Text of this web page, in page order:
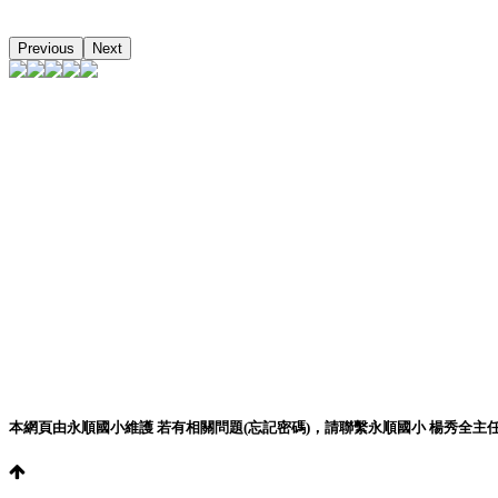
Previous Next
本網頁由永順國小維護 若有相關問題(忘記密碼)，請聯繫永順國小 楊秀全主